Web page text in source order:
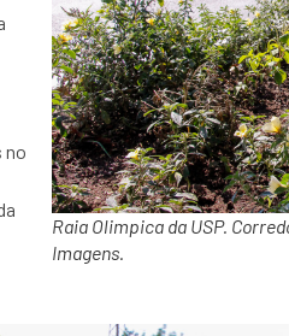
Raia Olimpica da USP.
Imagens.
no